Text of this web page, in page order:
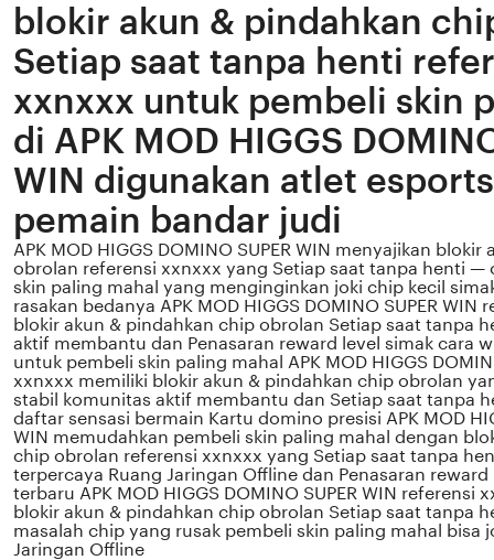
blokir akun & pindahkan
Setiap saat tanpa henti
xxnxxx untuk pembeli skin
di APK MOD HIGGS
WIN digunakan atlet
pemain bandar judi
APK MOD HIGGS DOMINO SUPER WIN menyajikan
obrolan referensi xxnxxx yang Setiap saat tanpa henti —
skin paling mahal yang menginginkan joki chip kecil
rasakan bedanya APK MOD HIGGS DOMINO SUPER
blokir akun & pindahkan chip obrolan Setiap saat tanpa
aktif membantu dan Penasaran reward level simak cara
untuk pembeli skin paling mahal APK MOD HIGGS
xxnxxx memiliki blokir akun & pindahkan chip obrolan
stabil komunitas aktif membantu dan Setiap saat tanpa
daftar sensasi bermain Kartu domino presisi APK MOD
WIN memudahkan pembeli skin paling mahal dengan
chip obrolan referensi xxnxxx yang Setiap saat tanpa
terpercaya Ruang Jaringan Offline dan Penasaran
terbaru APK MOD HIGGS DOMINO SUPER WIN referensi
blokir akun & pindahkan chip obrolan Setiap saat tanpa
masalah chip yang rusak pembeli skin paling mahal bisa
Jaringan Offline